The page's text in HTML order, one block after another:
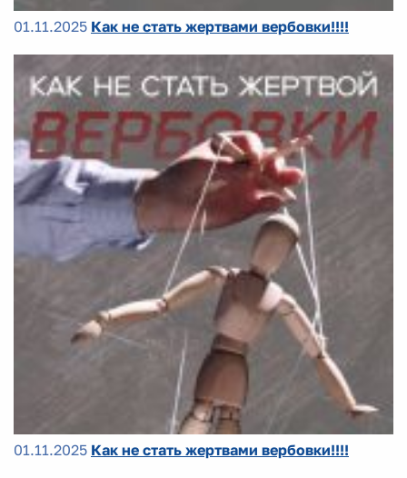
01.11.2025 Как не стать жертвами вербовки!!!!
01.11.2025 Как не стать жертвами вербовки!!!!